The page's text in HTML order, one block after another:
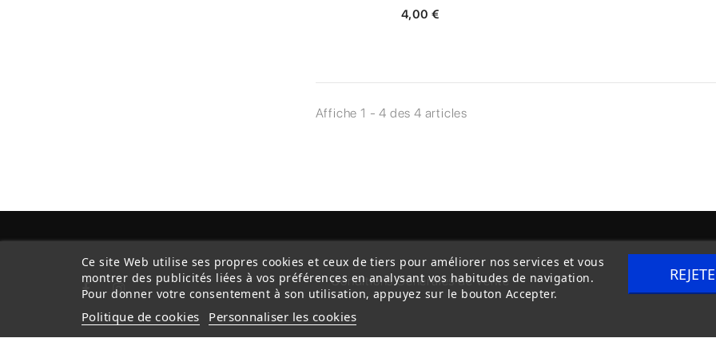
4,00 €
Affiche 1 - 4 des 4 articles
Conditions Générales de Vente Livraison
Ce site Web utilise ses propres cookies et ceux de tiers pour améliorer nos services et vous
montrer des publicités liées à vos préférences en analysant vos habitudes de navigation.
Pour donner votre consentement à son utilisation, appuyez sur le bouton Accepter.
Politique de cookies Personnaliser les cookies